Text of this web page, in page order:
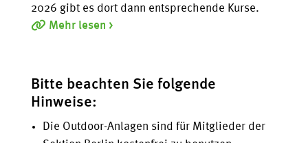
2026 gibt es dort dann entsprechende Kurse.
Mehr lesen >
Bitte beachten Sie folgende
Hinweise:
Die Outdoor-Anlagen sind für Mitglieder der